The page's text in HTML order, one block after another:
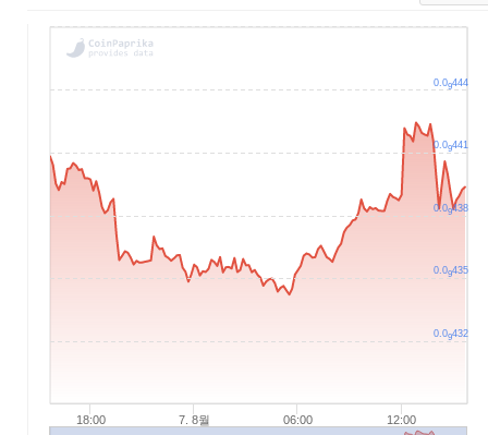
18:00 7. 8월 06:00 12:00
0.09432
0.09435
0.09438
0.09441
0.09444